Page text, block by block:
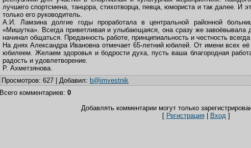
лучшего спортсмена, танцора, стихотворца, певца, юмориста и так далее. И
только его руководитель.
А.И. Ламзина долгие годы проработала в центральной районной
«Мишутка». Всегда приветливая и улыбающаяся, она сразу же завоёвывала
начинал общаться. Преданность работе, принципиальность и честность
На днях Александра Ивановна отмечает 65-летний юбилей. От имени всех
юбилеем. Желаем здоровья и бодрости духа, пусть ваша благородная
радость и удовлетворение.
Р. Ахметзянова.
Просмотров: 627 | Добавил: b@imvestnik
Всего комментариев: 0
Добавлять комментарии могут только
[ Регистрация| Вход]